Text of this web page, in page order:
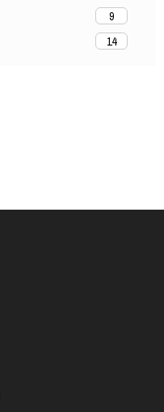
9
14